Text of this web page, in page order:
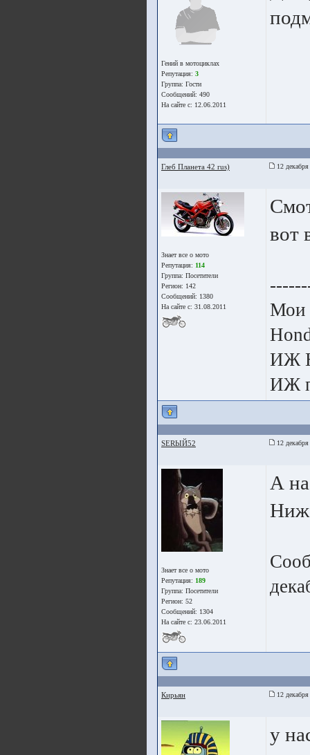
Гений в мотоциклах
Репутация: 3
Группа: Гости
Сообщений: 490
На сайте с: 12.06.2011
Глеб Планета 42 rus) 12
Знает все о мото
Репутация: 114
Группа: Посетители
Регион: 142
Сообщений: 1380
На сайте с: 31.08.2011
вот
Мои
ИЖ
ИЖ
SERЫЙ52 12
Знает все о мото
Репутация: 189
Группа: Посетители
Регион: 52
Сообщений: 1304
На сайте с: 23.06.2011
А
Кирьян 12
у